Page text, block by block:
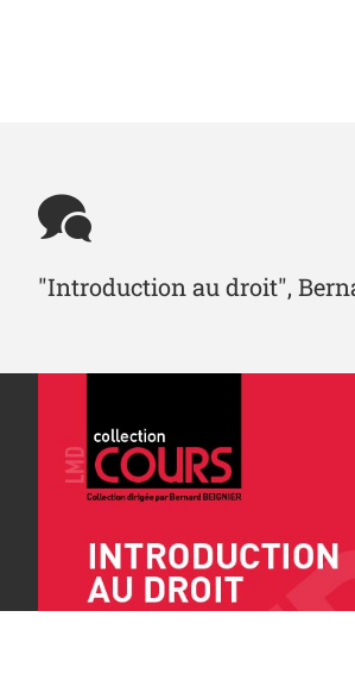
"Introduction au droit",